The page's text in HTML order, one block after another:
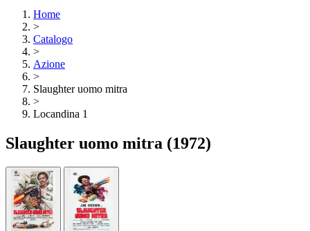
Home
>
Catalogo
>
Azione
>
Slaughter uomo mitra
>
Locandina 1
Slaughter uomo mitra (1972)